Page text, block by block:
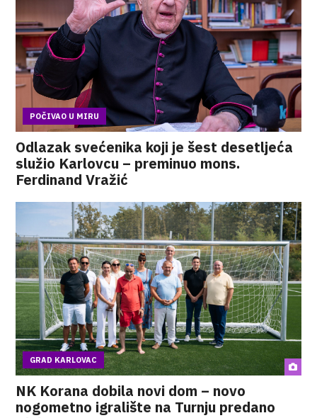
POČIVAO U MIRU
Odlazak svećenika koji je šest desetljeća
služio Karlovcu – preminuo mons.
Ferdinand Vražić
GRAD KARLOVAC
NK Korana dobila novi dom – novo
nogometno igralište na Turnju predano